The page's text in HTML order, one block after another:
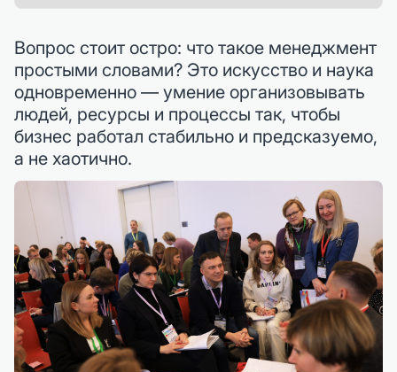
Вопрос стоит остро: что такое менеджмент
простыми словами? Это искусство и наука
одновременно — умение организовывать
людей, ресурсы и процессы так, чтобы
бизнес работал стабильно и предсказуемо,
а не хаотично.